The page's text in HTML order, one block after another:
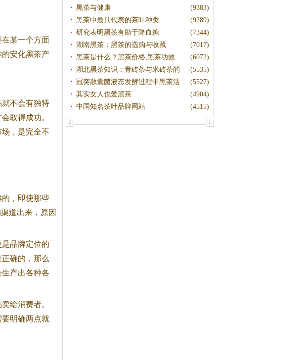
某一个方面
安化黑茶产
不会有独特
取得成功。
，是完全不
，即使那些
道出来，原因
品牌定位的
确的，那么
产出各种各
给消费者。
明确两点就
(9383)
黑茶与健康
(9289)
黑茶中最具代表的茶叶种类
(7344)
研究表明黑茶有助于降血糖
(7017)
湖南黑茶：黑茶的选购与收藏
(6072)
黑茶是什么？黑茶价格,黑茶功效
(5535)
湖北黑茶知识：青砖茶与米砖茶的
(5527)
冠突散囊菌液态发酵过程中黑茶活
(4904)
其实女人也爱黑茶
(4515)
中国知名茶叶品牌网站